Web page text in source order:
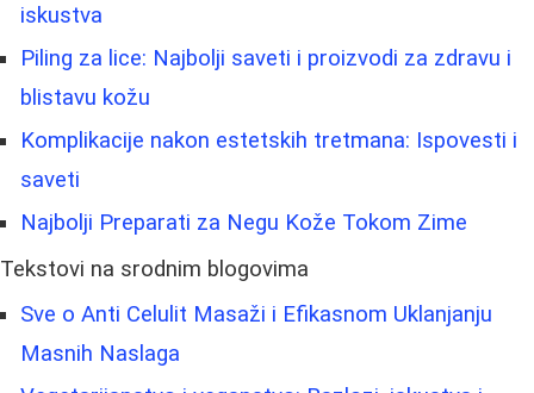
iskustva
Piling za lice: Najbolji saveti i proizvodi za zdravu i
blistavu kožu
Komplikacije nakon estetskih tretmana: Ispovesti i
saveti
Najbolji Preparati za Negu Kože Tokom Zime
Tekstovi na srodnim blogovima
Sve o Anti Celulit Masaži i Efikasnom Uklanjanju
Masnih Naslaga